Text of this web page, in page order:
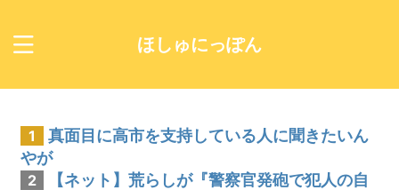
ほしゅにっぽん
1
真面目に高市を支持している人に聞きたいん
やが
2
【ネット】荒らしが『警察官発砲で犯人の自